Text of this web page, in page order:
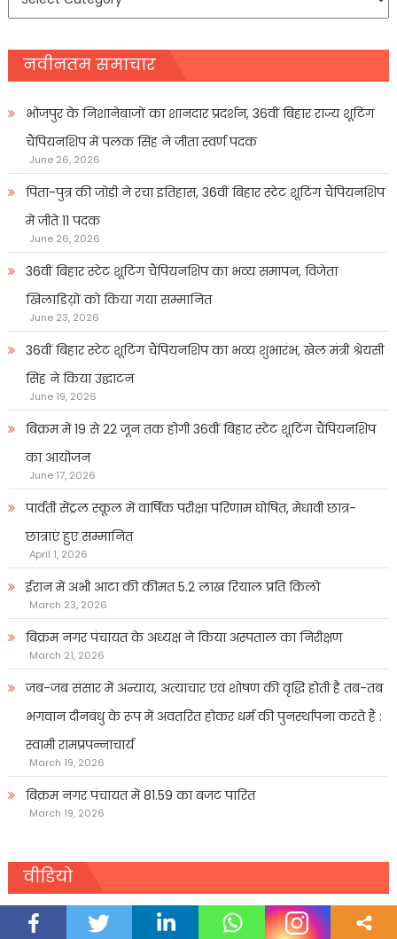
नवीनतम समाचार
भोजपुर के निशानेबाजों का शानदार प्रदर्शन, 36वीं बिहार राज्य शूटिंग
चैंपियनशिप में पलक सिंह ने जीता स्वर्ण पदक
June 26, 2026
पिता-पुत्र की जोड़ी ने रचा इतिहास, 36वीं बिहार स्टेट शूटिंग चैंपियनशिप
में जीते 11 पदक
June 26, 2026
36वीं बिहार स्टेट शूटिंग चैंपियनशिप का भव्य समापन, विजेता
खिलाडिय़ों को किया गया सम्मानित
June 23, 2026
36वीं बिहार स्टेट शूटिंग चैंपियनशिप का भव्य शुभारंभ, खेल मंत्री श्रेयसी
सिंह ने किया उद्घाटन
June 19, 2026
बिक्रम में 19 से 22 जून तक होगी 36वीं बिहार स्टेट शूटिंग चैंपियनशिप
का आयोजन
June 17, 2026
पार्वती सेंट्रल स्कूल में वार्षिक परीक्षा परिणाम घोषित, मेधावी छात्र-
छात्राएं हुए सम्मानित
April 1, 2026
ईरान में अभी आटा की कीमत 5.2 लाख रियाल प्रति किलो
March 23, 2026
बिक्रम नगर पंचायत के अध्यक्ष ने किया अस्पताल का निरीक्षण
March 21, 2026
जब-जब संसार में अन्याय, अत्याचार एवं शोषण की वृद्धि होती है तब-तब
भगवान दीनबंधु के रूप में अवतरित होकर धर्म की पुनर्स्थापना करते हैं :
स्वामी रामप्रपन्नाचार्य
March 19, 2026
बिक्रम नगर पंचायत में 81.59 का बजट पारित
March 19, 2026
वीडियो
Video